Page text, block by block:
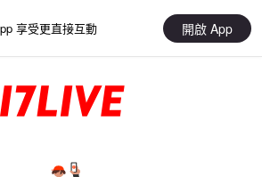
享受更直接互動 開啟 App